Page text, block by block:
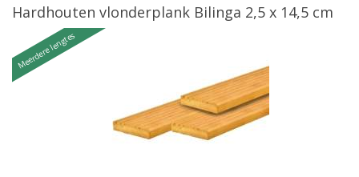
Hardhouten vlonderplank Bilinga 2,5 x 14,5 cm
Meerdere lengtes